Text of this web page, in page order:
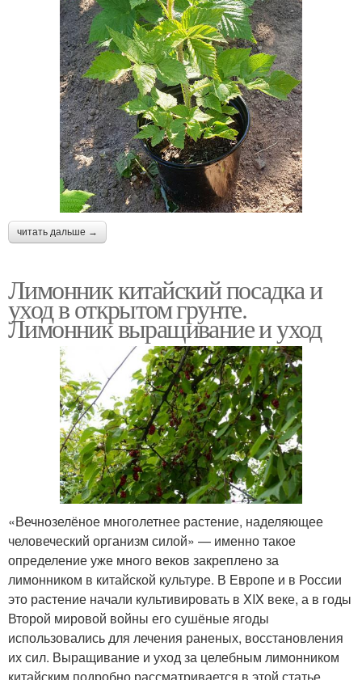
читать дальше →
Лимонник китайский посадка и
уход в открытом грунте.
Лимонник выращивание и уход
«Вечнозелёное многолетнее растение, наделяющее
человеческий организм силой» — именно такое
определение уже много веков закреплено за
лимонником в китайской культуре. В Европе и в России
это растение начали культивировать в XIX веке, а в годы
Второй мировой войны его сушёные ягоды
использовались для лечения раненых, восстановления
их сил. Выращивание и уход за целебным лимонником